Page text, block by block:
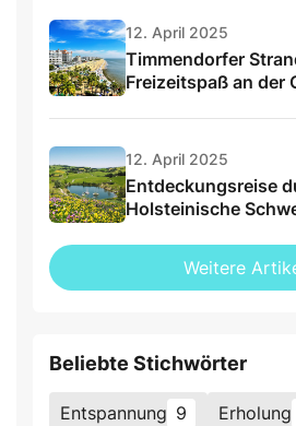
12. April 2025
Timmendorfer
Freizeitspaß an der
12. April 2025
Entdeckungsreise
Holsteinische
Weitere
Beliebte Stichwörter
Entspannung 9 Erholung